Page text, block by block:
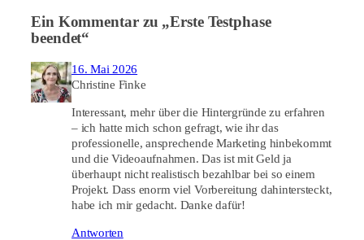
Ein Kommentar zu „Erste Testphase
beendet“
16. Mai 2026
Christine Finke
Interessant, mehr über die Hintergründe zu erfahren
– ich hatte mich schon gefragt, wie ihr das
professionelle, ansprechende Marketing hinbekommt
und die Videoaufnahmen. Das ist mit Geld ja
überhaupt nicht realistisch bezahlbar bei so einem
Projekt. Dass enorm viel Vorbereitung dahintersteckt,
habe ich mir gedacht. Danke dafür!
Antworten